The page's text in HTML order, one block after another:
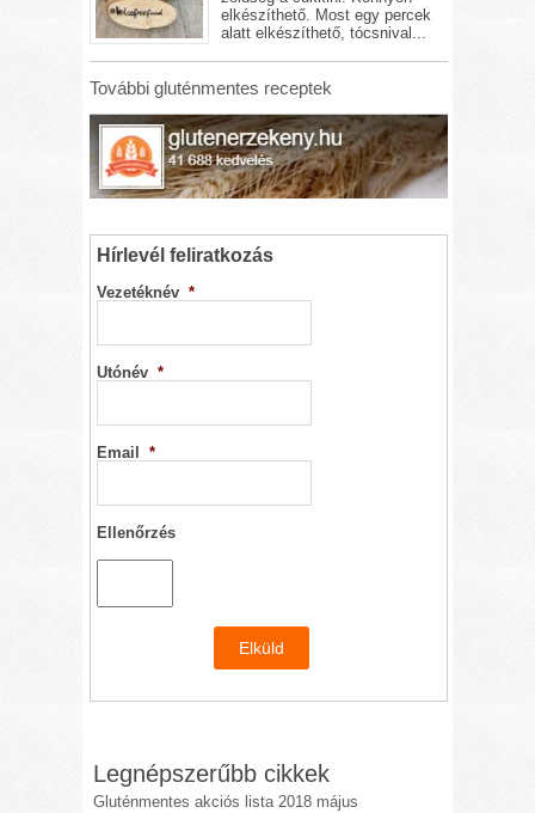
elkészíthető. Most egy percek
alatt elkészíthető, tócsnival...
További gluténmentes receptek
Hírlevél feliratkozás
Vezetéknév *
Utónév *
Email *
Ellenőrzés
Legnépszerűbb cikkek
Gluténmentes akciós lista 2018 május